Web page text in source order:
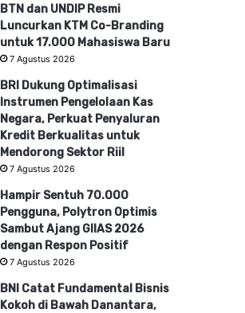
BTN dan UNDIP Resmi
Luncurkan KTM Co-Branding
untuk 17.000 Mahasiswa Baru
7 Agustus 2026
BRI Dukung Optimalisasi
Instrumen Pengelolaan Kas
Negara, Perkuat Penyaluran
Kredit Berkualitas untuk
Mendorong Sektor Riil
7 Agustus 2026
Hampir Sentuh 70.000
Pengguna, Polytron Optimis
Sambut Ajang GIIAS 2026
dengan Respon Positif
7 Agustus 2026
BNI Catat Fundamental Bisnis
Kokoh di Bawah Danantara,